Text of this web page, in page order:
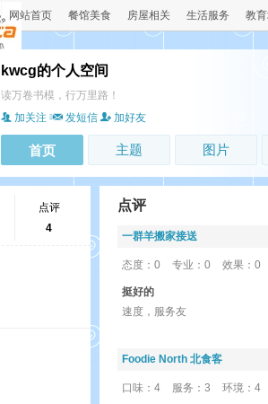
网站首页 餐馆美食 房屋相关 生活服务 教
kwcg的个人空间
读万卷书模，行万里路！
加关注
发短信 加好友
首页 主题 图片
点评
4
点评
一群羊搬家接送
态度：0 专业：0 效果：0
挺好的
速度，服务友
Foodie North 北食客
口味：4 服务：3 环境：4